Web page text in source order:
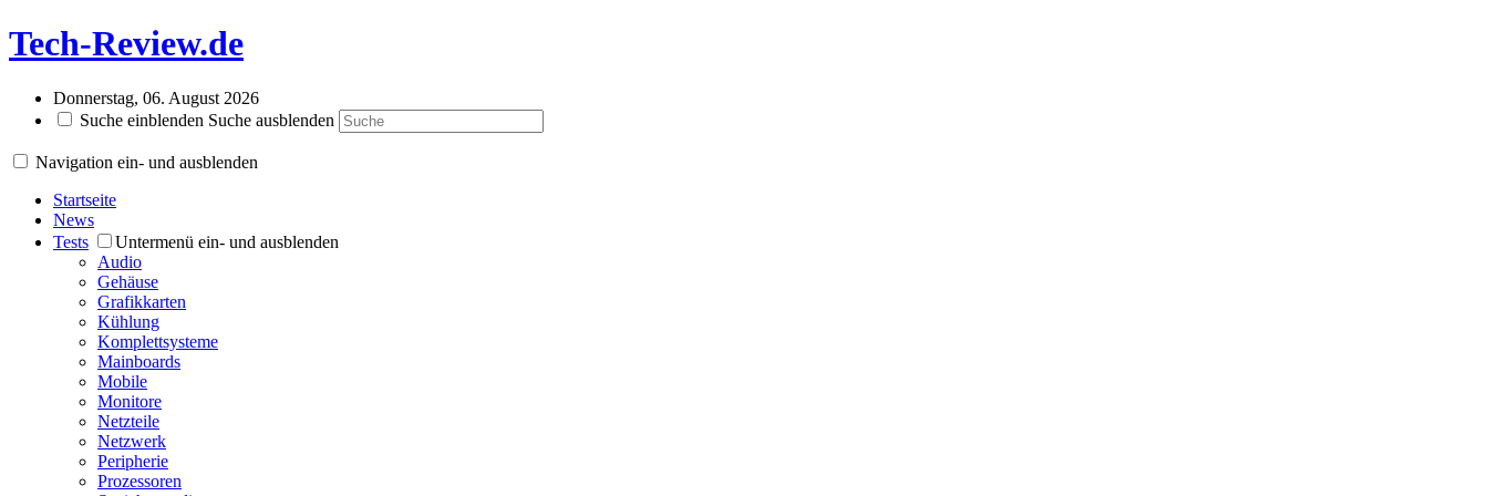
Tech-Review.de
Donnerstag, 06. August 2026
Suche einblenden Suche ausblenden
Navigation ein- und ausblenden
Startseite
News
Tests
Untermenü ein- und ausblenden
Audio
Gehäuse
Grafikkarten
Kühlung
Komplettsysteme
Mainboards
Mobile
Monitore
Netzteile
Netzwerk
Peripherie
Prozessoren